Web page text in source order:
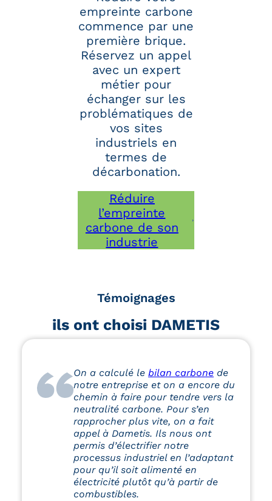
empreinte carbone
commence par une
première brique.
Réservez un appel
avec un expert
métier pour
échanger sur les
problématiques de
vos sites
industriels en
termes de
décarbonation.
Réduire
l’empreinte
carbone de son
industrie
Témoignages
ils ont choisi DAMETIS
On a calculé le bilan carbone de
notre entreprise et on a encore du
chemin à faire pour tendre vers la
neutralité carbone. Pour s’en
rapprocher plus vite, on a fait
appel à Dametis. Ils nous ont
permis d’électrifier notre
processus industriel en l’adaptant
pour qu’il soit alimenté en
électricité plutôt qu’à partir de
combustibles.